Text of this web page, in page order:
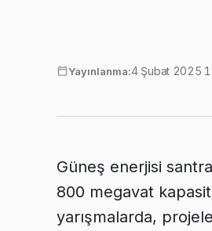
Yayınlanma:4 Şubat 2025
Güneş enerjisi
800 megavat
yarışmalarda,